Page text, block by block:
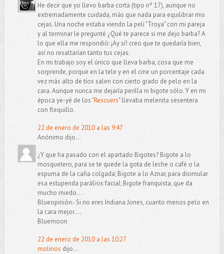
He decir que yo llevo barba corta (tipo nº 17), aunque no
extremadamente cuidada, más que nada para equilibrar mis
cejas. Una noche estaba viendo la peli "Troya" con mi pareja
y al terminar le pregunté ¿Qué te parece si me dejo barba? A
lo que ella me respondió: ¡Ay sí! creo que te quedaría bien,
así no resaltarían tanto tus cejas.
En mi trabajo soy el único que lleva barba, cosa que me
sorprende, porque en la tele y en el cine un porcentaje cada
vez más alto de tíos salen con cierto grado de pelo en la
cara. Aunque nunca me dejaría perilla ni bigote sólo. Y en mi
época ye-yé de los "Rescuers" llevaba melenita sesentera
con flequillo.
22 de enero de 2010 a las 9:47
Anónimo dijo...
¿Y que ha pasado con el apartado Bigotes? Bigote a lo
mosquetero, para se te quede la gota de leche o café o la
espuma de la caña colgada; Bigote a lo Aznar, para disimular
esa estupenda parálisis facial; Bigote franquista, que da
mucho miedo....
Blueopinión.- Si no eres Indiana Jones, cuanto menos pelo en
la cara mejor....
Bluemoon
22 de enero de 2010 a las 10:27
molinos dijo...